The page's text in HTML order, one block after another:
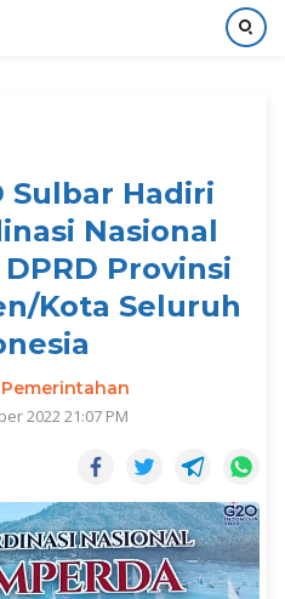
Sulbar Hadiri
Nasional
Provinsi
Kota Seluruh
Pemerintahan
2022 21:07 PM